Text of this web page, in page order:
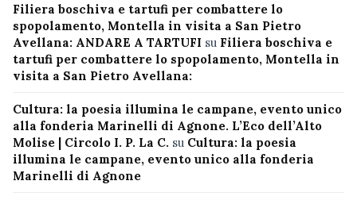
Filiera boschiva e tartufi per combattere lo
spopolamento, Montella in visita a San Pietro
Avellana: ANDARE A TARTUFI su Filiera boschiva e
tartufi per combattere lo spopolamento, Montella in
visita a San Pietro Avellana:
Cultura: la poesia illumina le campane, evento unico
alla fonderia Marinelli di Agnone. L’Eco dell’Alto
Molise | Circolo I. P. La C. su Cultura: la poesia
illumina le campane, evento unico alla fonderia
Marinelli di Agnone